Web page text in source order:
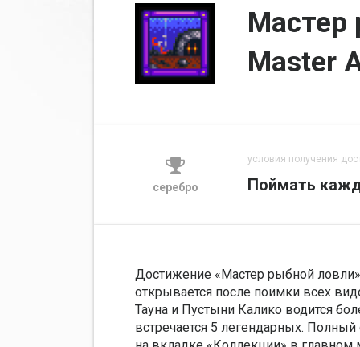
Мастер
Master
серебро
условия получения
Поймать
Достижение «Мастер рыбной
открывается после поимки всех
Тауна и Пустыни Калико водится
встречается 5 легендарных.